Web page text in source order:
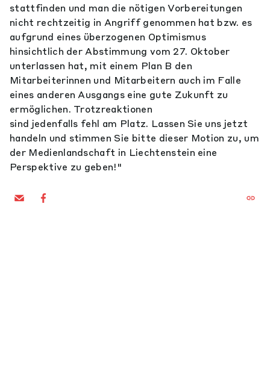
stattfinden und man die nötigen Vorbereitungen
nicht rechtzeitig in Angriff genommen hat bzw. es
aufgrund eines überzogenen Optimismus
hinsichtlich der Abstimmung vom 27. Oktober
unterlassen hat, mit einem Plan B den
Mitarbeiterinnen und Mitarbeitern auch im Falle
eines anderen Ausgangs eine gute Zukunft zu
ermöglichen. Trotzreaktionen
sind jedenfalls fehl am Platz. Lassen Sie uns jetzt
handeln und stimmen Sie bitte dieser Motion zu, um
der Medienlandschaft in Liechtenstein eine
Perspektive zu geben!"